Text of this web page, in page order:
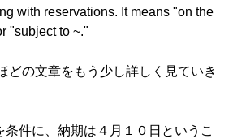
with reservations. It means "on the
"subject to ~."
どの文章をもう少し詳しく見ていき
条件に、納期は４月１０日というこ